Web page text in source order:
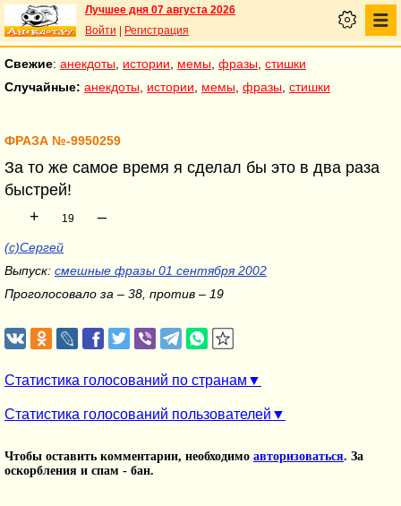
Лучшее дня 07 августа 2026
Войти
Регистрация
Свежие: анекдоты истории мемы фразы стишки
Случайные: анекдоты истории мемы фразы стишки
ФРАЗА №-9950259
За то же самое время я сделал бы это в два раза
быстрей!
+
19 –
(c)Сергей
Выпуск: смешные фразы 01 сентября 2002
Проголосовало за – 38, против – 19
Статистика голосований по странам
Статистика голосований пользователей
Чтобы оставить комментарии, необходимо авторизоваться. За
оскорбления и спам - бан.